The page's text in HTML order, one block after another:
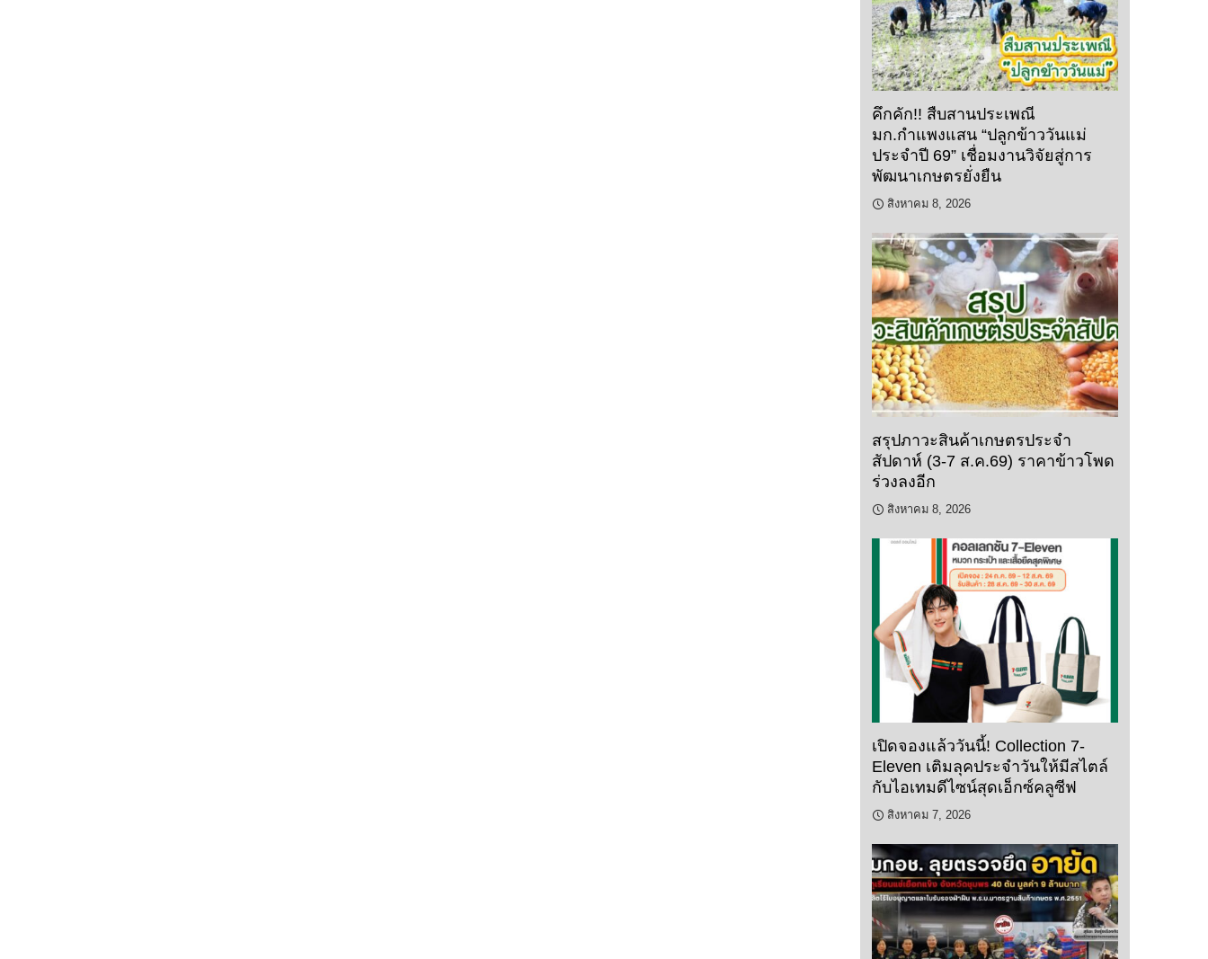
คึกคัก!! สืบสานประเพณี
มก.กำแพงแสน “ปลูกข้าววันแม่
ประจำปี 69” เชื่อมงานวิจัยสู่การ
พัฒนาเกษตรยั่งยืน
สิงหาคม 8, 2026
สรุปภาวะสินค้าเกษตรประจำ
สัปดาห์ (3-7 ส.ค.69) ราคาข้าวโพด
ร่วงลงอีก
สิงหาคม 8, 2026
เปิดจองแล้ววันนี้! Collection 7-
Eleven เติมลุคประจำวันให้มีสไตล์
กับไอเทมดีไซน์สุดเอ็กซ์คลูซีฟ
สิงหาคม 7, 2026